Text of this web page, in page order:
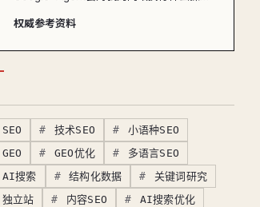
权威参考资料
SEO 技术SEO
小语种SEO
GEO
GEO优化
多语言SEO
AI搜索
结构化数据
关键词研究
独立站
内容SEO
AI搜索优化